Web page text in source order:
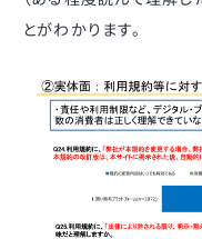
とがわかります。